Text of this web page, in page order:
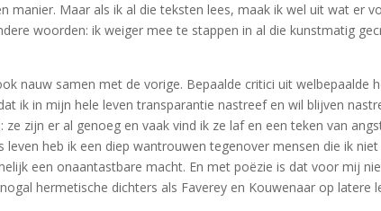
Maar als ik al die teksten lees, maak ik wel uit wat er
woorden: ik weiger mee te stappen in al die kunstmatig
nauw samen met de vorige. Bepaalde critici uit welbepaalde
ik in mijn hele leven transparantie nastreef en wil blijven
zijn er al genoeg en vaak vind ik ze laf en een teken van
heb ik een diep wantrouwen tegenover mensen die ik
een onaantastbare macht. En met poëzie is dat voor mij
hermetische dichters als Faverey en Kouwenaar op latere